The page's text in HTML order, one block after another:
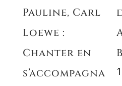
Pauline, Carl
Loewe :
Chanter en
s’accompagna